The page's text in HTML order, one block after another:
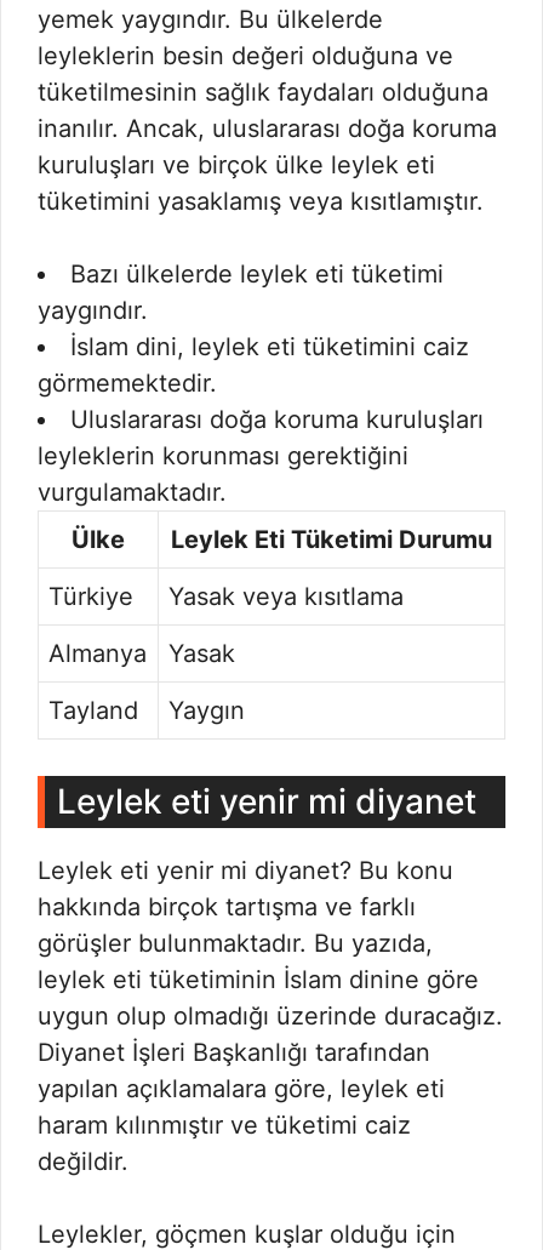
yemek yaygındır. Bu ülkelerde
leyleklerin besin değeri olduğuna ve
tüketilmesinin sağlık faydaları olduğuna
inanılır. Ancak, uluslararası doğa koruma
kuruluşları ve birçok ülke leylek eti
tüketimini yasaklamış veya kısıtlamıştır.
Bazı ülkelerde leylek eti tüketimi
yaygındır.
İslam dini, leylek eti tüketimini caiz
görmemektedir.
Uluslararası doğa koruma kuruluşları
leyleklerin korunması gerektiğini
vurgulamaktadır.
Ülke
Leylek Eti Tüketimi Durumu
Türkiye
Yasak veya kısıtlama
Almanya
Yasak
Tayland
Yaygın
Leylek eti yenir mi diyanet
Leylek eti yenir mi diyanet? Bu konu
hakkında birçok tartışma ve farklı
görüşler bulunmaktadır. Bu yazıda,
leylek eti tüketiminin İslam dinine göre
uygun olup olmadığı üzerinde duracağız.
Diyanet İşleri Başkanlığı tarafından
yapılan açıklamalara göre, leylek eti
haram kılınmıştır ve tüketimi caiz
değildir.
Leylekler, göçmen kuşlar olduğu için